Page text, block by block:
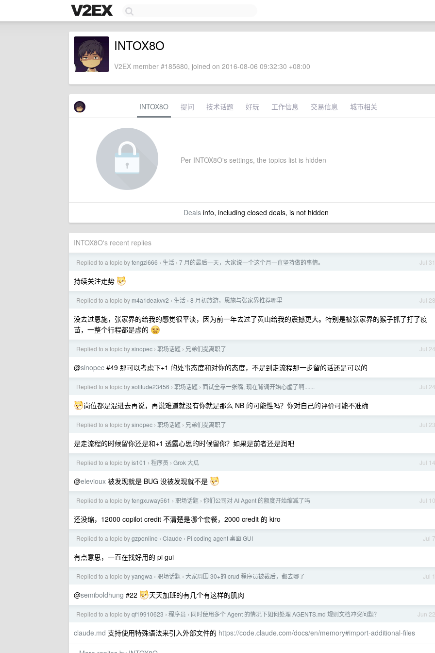
INTOX8O
V2EX member #185680, joined on 2016-08-06 09:32:30 +08:00
INTOX8O 提问 技术话题 好玩 工作信息 交易信息 城市相关
Per INTOX8O's settings, the topics list is hidden
Dealsinfo, including closed deals, is not hidden
INTOX8O's recent replies
Jul 31
Replied to a topic byfengzi666 › 生活 › 7 月的最后一天，大家说一个这个月一直坚持做的事情。
持续关注走势
Jul 28
Replied to a topic by m4a1deakvv2 › 生活 › 8 月初旅游，恩施与张家界推荐哪里
没去过恩施，张家界的给我的感觉很平淡，因为前一年去过了黄山给我的震撼更大。特别是被张家界的猴子抓了打了疫
苗，一整个行程都是虚的
Jul 24
Replied to a topic bysinopec › 职场话题 › 兄弟们提离职了
@sinopec #49 那可以考虑下+1 的处事态度和对你的态度，不是到走流程那一步留的话还是可以的
Jul 24
Replied to a topic bysolitude23456 › 职场话题 › 面试全靠一张嘴, 现在背调开始心虚了啊.......
岗位都是混进去再说，再说难道就没有你就是那么 NB 的可能性吗？你对自己的评价可能不准确
Jul 23
Replied to a topic bysinopec › 职场话题 › 兄弟们提离职了
是走流程的时候留你还是和+1 透露心思的时候留你？如果是前者还是润吧
Jul 14
Replied to a topic byis101 › 程序员 › Grok 大瓜
@elevioux 被发现就是 BUG 没被发现就不是
Jul 10
Replied to a topic byfengxuway561 › 职场话题 › 你们公司对 AI Agent 的额度开始缩减了吗
还没缩，12000 copilot credit 不清楚是哪个套餐，2000 credit 的 kiro
Jul 7
Replied to a topic bygzponline › Claude › Pi coding agent 桌面 GUI
有点意思，一直在找好用的 pi gui
Jul 1
Replied to a topic byyangwa › 职场话题 › 大家周围 30+的 crud 程序员被裁后，都去哪了
@semiboldhung #22 天天加班的有几个有这样的肌肉
Jun 22
Replied to a topic byqf19910623 › 程序员 › 同时使用多个 Agent 的情况下如何处理 AGENTS.md 规则文档冲突问题？
claude.md 支持使用特殊语法来引入外部文件的 https://code.claude.com/docs/en/memory#import-additional-files